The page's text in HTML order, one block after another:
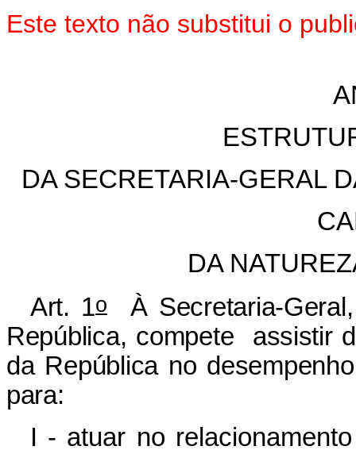
Este texto não substitui o
DA SECRETARIA-GERAL
DA
Art. 1oÀ Secretaria-Geral,
República, compete assistir
da República no
para:
I - atuar no